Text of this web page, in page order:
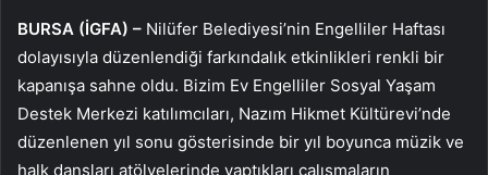
BURSA (İGFA) – Nilüfer Belediyesi’nin Engelliler Haftası
dolayısıyla düzenlendiği farkındalık etkinlikleri renkli bir
kapanışa sahne oldu. Bizim Ev Engelliler Sosyal Yaşam
Destek Merkezi katılımcıları, Nazım Hikmet Kültürevi’nde
düzenlenen yıl sonu gösterisinde bir yıl boyunca müzik ve
halk dansları atölyelerinde yaptıkları çalışmaların